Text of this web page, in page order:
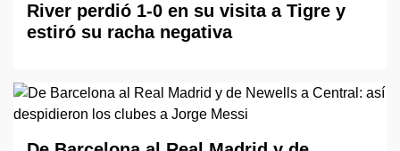
River perdió 1-0 en su visita a Tigre y
estiró su racha negativa